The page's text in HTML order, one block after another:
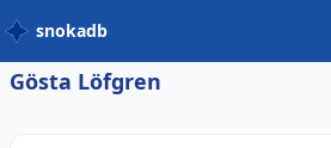
snokadb
Gösta Löfgren